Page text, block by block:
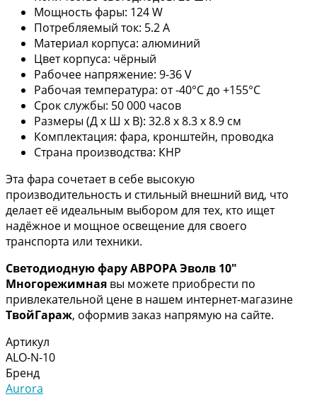
Мощность фары: 124 W
Потребляемый ток: 5.2 A
Материал корпуса: алюминий
Цвет корпуса: чёрный
Рабочее напряжение: 9-36 V
Рабочая температура: от -40°C до +155°C
Срок службы: 50 000 часов
Размеры (Д x Ш x В): 32.8 x 8.3 x 8.9 см
Комплектация: фара, кронштейн, проводка
Страна производства: КНР
Эта фара сочетает в себе высокую
производительность и стильный внешний вид, что
делает её идеальным выбором для тех, кто ищет
надёжное и мощное освещение для своего
транспорта или техники.
Светодиодную фару АВРОРА Эволв 10"
Многорежимная вы можете приобрести по
привлекательной цене в нашем интернет-магазине
ТвойГараж, оформив заказ напрямую на сайте.
Артикул
ALO-N-10
Бренд
Aurora